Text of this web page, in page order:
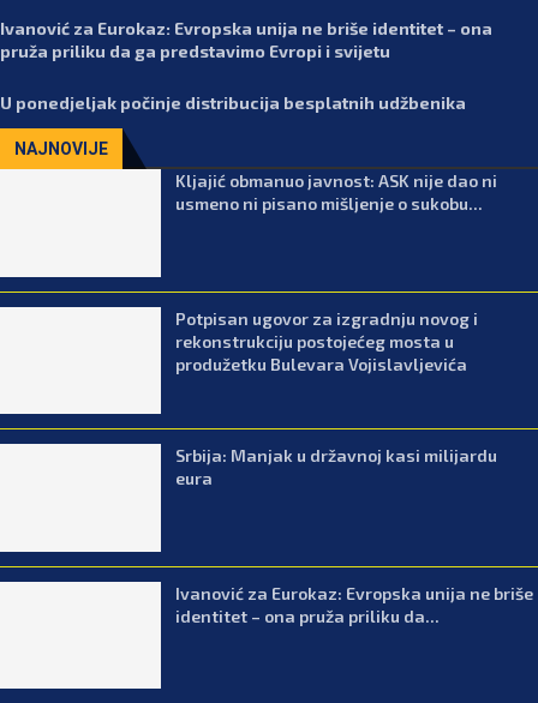
Ivanović za Eurokaz: Evropska unija ne briše identitet – ona
pruža priliku da ga predstavimo Evropi i svijetu
U ponedjeljak počinje distribucija besplatnih udžbenika
NAJNOVIJE
Kljajić obmanuo javnost: ASK nije dao ni
usmeno ni pisano mišljenje o sukobu...
Potpisan ugovor za izgradnju novog i
rekonstrukciju postojećeg mosta u
produžetku Bulevara Vojislavljevića
Srbija: Manjak u državnoj kasi milijardu
eura
Ivanović za Eurokaz: Evropska unija ne briše
identitet – ona pruža priliku da...